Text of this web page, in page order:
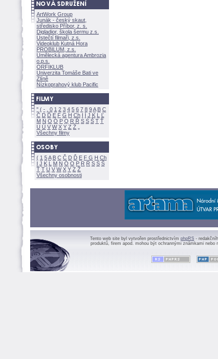
ArtWork Group
Junák - český skaut,
středisko Příbor, z. s.
Digladior, škola šermu z.s.
Ústečtí filmaři, z.s.
Videoklub Kutná Hora
PROBILUM, z.s.
Umělecká agentura Ambrozia
o.p.s.
ORFIKLUB
Univerzita Tomáše Bati ve
Zlíně
Nízkoprahový klub Pacific
" ( - 0 1 2 3 4 5 6 7 8 9A B C
Č D Ď E F G H Ch I Í J K L
Ľ
M N O Ó P Q R Ř S Ś T Ť
U Ú V W X Y Z
Všechny filmy
( 1 5A B C Č D Ď E F G H Ch
I J K L M N Ó O P R Ř S Ś
Ť T U V W X Y Z
Všechny osobnosti
Tento web site byl vytvořen prostřednictvím phpRS -
produktů, firem apod. mohou být ochrannými známkami